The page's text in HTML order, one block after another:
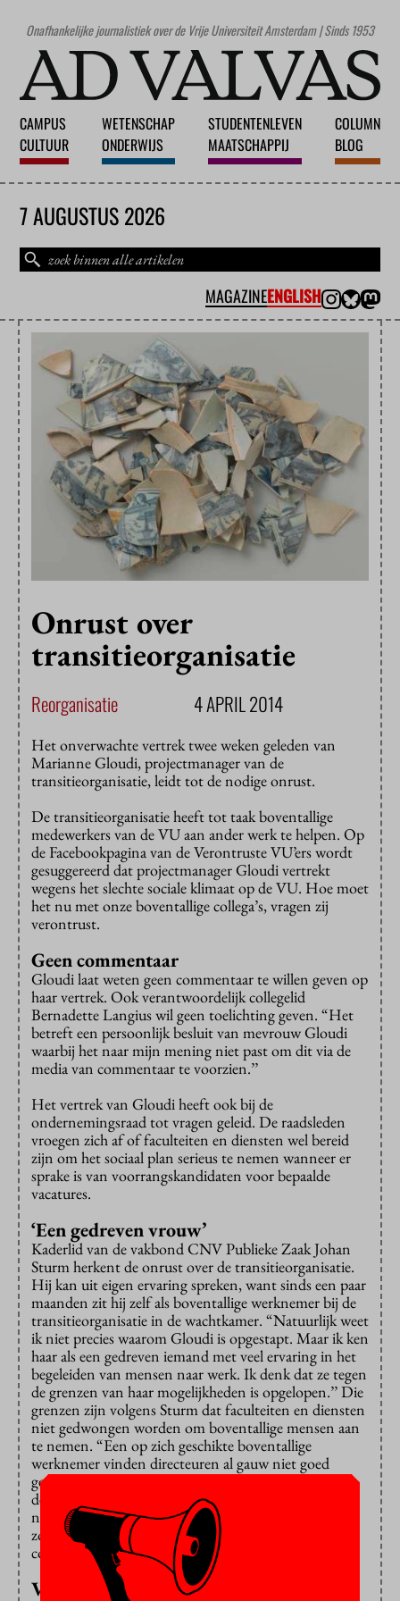
Onafhankelijke journalistiek over de Vrije Universiteit Amsterdam | Sinds 1953
CAMPUS
CULTUUR
WETENSCHAP
ONDERWIJS
STUDENTENLEVEN
MAATSCHAPPIJ
COLUMN
BLOG
7 AUGUSTUS 2026
MAGAZINEENGLISH
Onrust over
transitieorganisatie
Reorganisatie 4 APRIL 2014
Het onverwachte vertrek twee weken geleden van
Marianne Gloudi, projectmanager van de
transitieorganisatie, leidt tot de nodige onrust.
De transitieorganisatie heeft tot taak boventallige
medewerkers van de VU aan ander werk te helpen. Op
de Facebookpagina van de Verontruste VU’ers wordt
gesuggereerd dat projectmanager Gloudi vertrekt
wegens het slechte sociale klimaat op de VU. Hoe moet
het nu met onze boventallige collega’s, vragen zij
verontrust.
Geen commentaar
Gloudi laat weten geen commentaar te willen geven op
haar vertrek. Ook verantwoordelijk collegelid
Bernadette Langius wil geen toelichting geven. “Het
betreft een persoonlijk besluit van mevrouw Gloudi
waarbij het naar mijn mening niet past om dit via de
media van commentaar te voorzien.’’
Het vertrek van Gloudi heeft ook bij de
ondernemingsraad tot vragen geleid. De raadsleden
vroegen zich af of faculteiten en diensten wel bereid
zijn om het sociaal plan serieus te nemen wanneer er
sprake is van voorrangskandidaten voor bepaalde
vacatures.
‘Een gedreven vrouw’
Kaderlid van de vakbond CNV Publieke Zaak Johan
Sturm herkent de onrust over de transitieorganisatie.
Hij kan uit eigen ervaring spreken, want sinds een paar
maanden zit hij zelf als boventallige werknemer bij de
transitieorganisatie in de wachtkamer. “Natuurlijk weet
ik niet precies waarom Gloudi is opgestapt. Maar ik ken
haar als een gedreven iemand met veel ervaring in het
begeleiden van mensen naar werk. Ik denk dat ze tegen
de grenzen van haar mogelijkheden is opgelopen.’’ Die
grenzen zijn volgens Sturm dat faculteiten en diensten
niet gedwongen worden om boventallige mensen aan
te nemen. “Een op zich geschikte boventallige
werknemer vinden directeuren al gauw niet goed
genoeg, want ze willen gewoon de allerbeste. En men
denkt vaak dat er wel iets mis zal zijn, want je bent
natuurlijk niet voor niets boventallig verklaard. Maar
zo’n houding klopt niet met wat de bonden met het
college hebben afgesproken in het sociaal plan.’’
Vernietiging sociaal kapitaal